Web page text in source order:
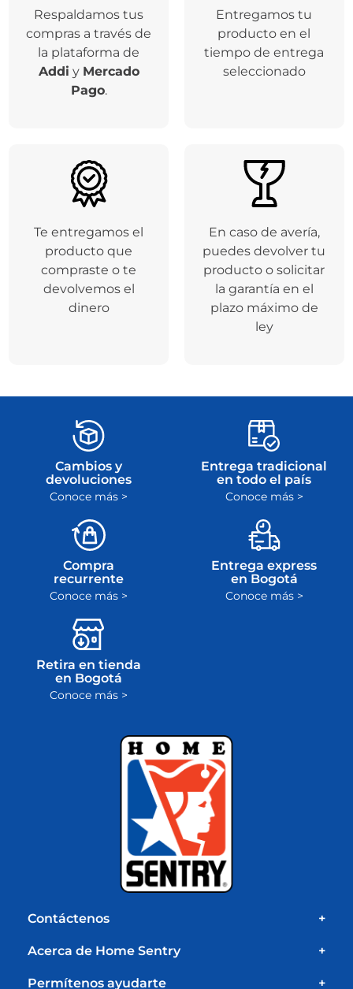
Respaldamos tus
compras a través de
la plataforma de
Addi y Mercado
Pago.
Entregamos tu
producto en el
tiempo de entrega
seleccionado
Te entregamos el
producto que
compraste o te
devolvemos el
dinero
En caso de avería,
puedes devolver tu
producto o solicitar
la garantía en el
plazo máximo de
ley
Cambios y
devoluciones
Conoce más >
Entrega tradicional
en todo el país
Conoce más >
Compra
recurrente
Conoce más >
Entrega express
en Bogotá
Conoce más >
Retira en tienda
en Bogotá
Conoce más >
Contáctenos +
Acerca de Home Sentry +
Permítenos ayudarte +